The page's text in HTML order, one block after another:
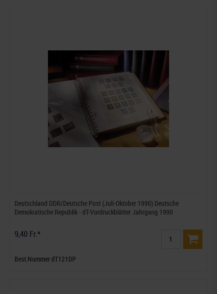
Deutschland DDR/Deutsche Post (Juli-Oktober 1990) Deutsche
Demokratische Republik - dT-Vordruckblätter Jahrgang 1990
9,40 Fr.*
Best.Nummer dT121DP